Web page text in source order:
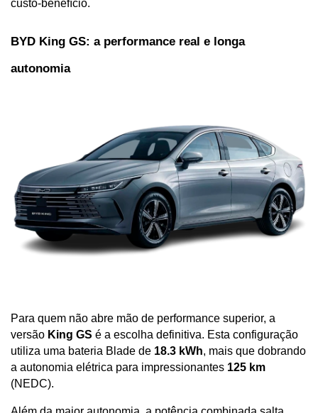
custo-benefício.
BYD King GS: a performance real e longa
autonomia
Para quem não abre mão de performance superior, a
versão King GS é a escolha definitiva. Esta configuração
utiliza uma bateria Blade de 18.3 kWh, mais que dobrando
a autonomia elétrica para impressionantes 125 km
(NEDC).